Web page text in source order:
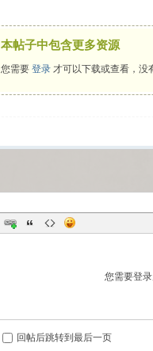
本帖子中包含更多资源
您需要 登录 才可以下载或查看，没
您需要登
回帖后跳转到最后一页